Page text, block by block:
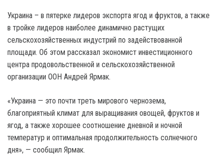
Украина – в пятерке лидеров экспорта ягод и фруктов, а также
в тройке лидеров наиболее динамично растущих
сельскохозяйственных индустрий по задействованной
площади. Об этом рассказал экономист инвестиционного
центра продовольственной и сельскохозяйственной
организации ООН Андрей Ярмак.
«Украина — это почти треть мирового чернозема,
благоприятный климат для выращивания овощей, фруктов и
ягод, а также хорошее соотношение дневной и ночной
температур и оптимальная продолжительность солнечного
дня», — сообщил Ярмак.